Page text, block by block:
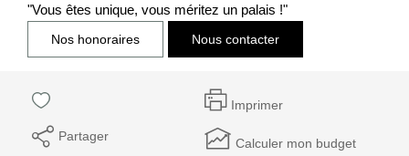
"Vous êtes unique, vous méritez un palais !"
Nos honoraires Nous contacter
Imprimer
Partager Calculer mon budget